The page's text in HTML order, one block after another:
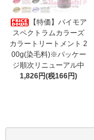
【特価】パイモア
スペクトラムカラーズ
カラートリートメント 2
00g(染毛料)※パッケー
ジ順次リニューアル中
1,826円(税166円)